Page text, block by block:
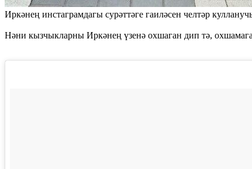
Иркәнең инстаграмдагы сурәттәге гаиләсен челтәр
Нәни кызчыкларны Иркәнең үзенә охшаган дип тә,